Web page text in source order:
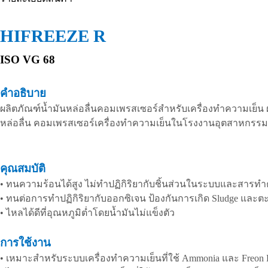
HIFREEZE R
ISO VG 68
คำอธิบาย
ผลิตภัณฑ์น้ำมันหล่อลื่นคอมเพรสเซอร์สำหรับเครื่องทำความเย็
หล่อลื่น คอมเพรสเซอร์เครื่องทำความเย็นในโรงงานอุตสาหกรรม
คุณสมบัติ
• ทนความร้อนได้สูง ไม่ทำปฏิกิริยากับชิ้นส่วนในระบบและสารทำ
• ทนต่อการทำปฏิกิริยากับออกซิเจน ป้องกันการเกิด Sludge และต
•ไหลได้ดีที่อุณหภูมิต่ำโดยน้ำมันไม่แข็งตัว
การใช้งาน
• เหมาะสำหรับระบบเครื่องทำความเย็นที่ใช้ Ammonia และ Freon